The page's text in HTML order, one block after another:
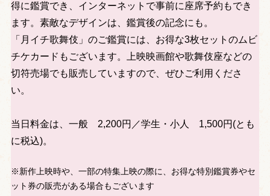
得に鑑賞でき、インターネットで事前に座席予約もでき
ます。素敵なデザインは、鑑賞後の記念にも。
「月イチ歌舞伎」のご鑑賞には、お得な3枚セットのムビ
チケカードもございます。上映映画館や歌舞伎座などの
切符売場でも販売していますので、ぜひご利用くださ
い。
当日料金は、一般 2,200円／学生・小人 1,500円(とも
に税込)。
※新作上映時や、一部の特集上映の際に、お得な特別鑑賞券やセ
ット券の販売がある場合もございます